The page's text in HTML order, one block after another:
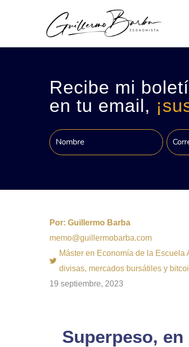
Recibe mi
en tu email,
Por: Guillermo Barba
memo@guillermobarba.com
Máster en Economía de la
divisas, mercados bursátiles y
19 septiembre, 2023
Superpeso,